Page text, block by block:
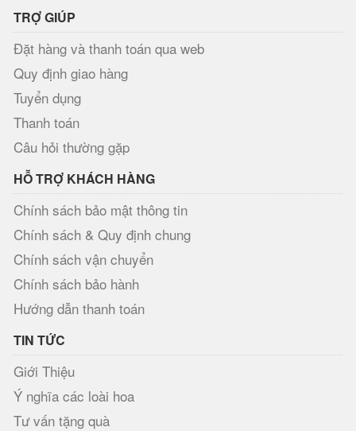
TRỢ GIÚP
Đặt hàng và thanh toán qua web
Quy định giao hàng
Tuyển dụng
Thanh toán
Câu hỏi thường gặp
HỖ TRỢ KHÁCH HÀNG
Chính sách bảo mật thông tin
Chính sách & Quy định chung
Chính sách vận chuyển
Chính sách bảo hành
Hướng dẫn thanh toán
TIN TỨC
Giới Thiệu
Ý nghĩa các loài hoa
Tư vấn tặng quà